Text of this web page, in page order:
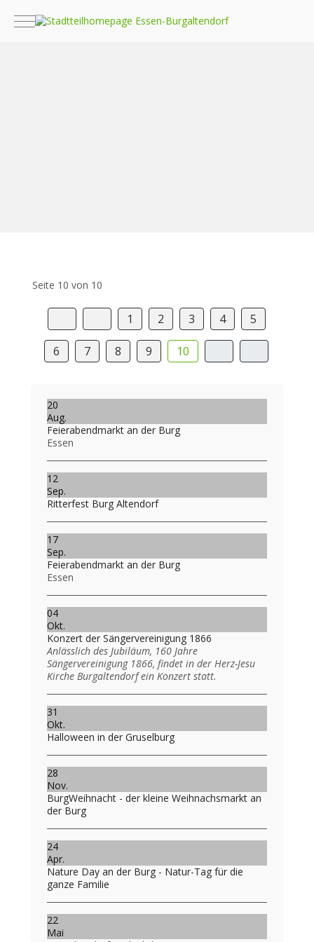
Mobile Menu Toggle
Seite 10 von 10
1 2 3 4 5
6 7 8 9 10
20
Aug.
Feierabendmarkt an der Burg
Essen
12
Sep.
Ritterfest Burg Altendorf
17
Sep.
Feierabendmarkt an der Burg
Essen
04
Okt.
Konzert der Sängervereinigung 1866
Anlässlich des Jubiläum, 160 Jahre
Sängervereinigung 1866, findet in der Herz-Jesu
Kirche Burgaltendorf ein Konzert statt.
31
Okt.
Halloween in der Gruselburg
28
Nov.
BurgWeihnacht - der kleine Weihnachsmarkt an
der Burg
24
Apr.
Nature Day an der Burg - Natur-Tag für die
ganze Familie
22
Mai